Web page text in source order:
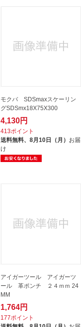
モクバ SDSmaxスケーリン
グSDSmx18X75X300
4,130円
413ポイント
送料無料、8月10日（月） お届
け
アイガーツール アイガーツ
ール 革ポンチ ２４ｍｍ 24
MM
1,764円
177ポイント